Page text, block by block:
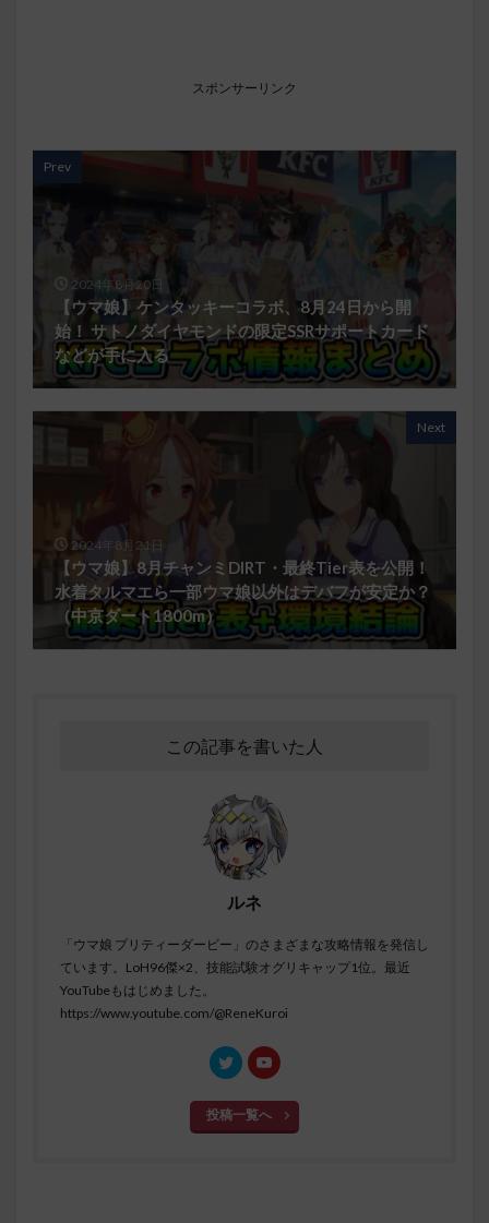
スポンサーリンク
Prev
2024年8月20日
【ウマ娘】ケンタッキーコラボ、8月24日から開
始！ サトノダイヤモンドの限定SSRサポートカード
などが手に入る
Next
2024年8月21日
【ウマ娘】8月チャンミDIRT・最終Tier表を公開！
水着タルマエら一部ウマ娘以外はデバフが安定か？
（中京ダート1800m）
この記事を書いた人
ルネ
「ウマ娘 プリティーダービー」のさまざまな攻略情報を発信し
ています。LoH96傑×2、技能試験オグリキャップ1位。最近
YouTubeもはじめました。
https://www.youtube.com/@ReneKuroi
投稿一覧へ